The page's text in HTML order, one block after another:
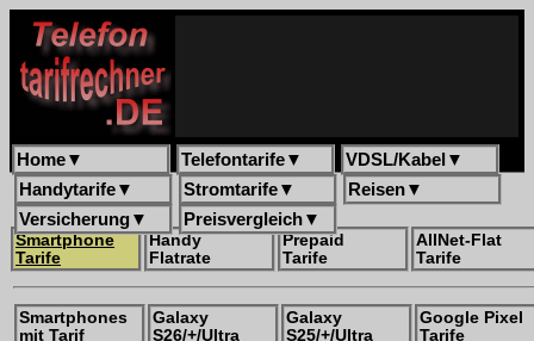
Home▼ Telefontarife▼ VDSL/Kabel ▼
Handytarife▼ Stromtarife▼ Reisen▼
Versicherung▼ Preisvergleich▼
Smartphone
Tarife
Handy
Flatrate
Prepaid
Tarife
AllNet-Flat
Tarife
Smartphones
mit Tarif
Galaxy
S26/+/Ultra
Galaxy
S25/+/Ultra
Google Pixel
Tarife